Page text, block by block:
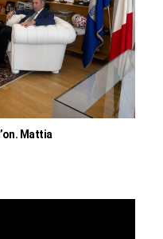
Mattia